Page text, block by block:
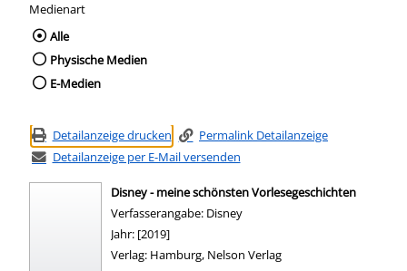
Medienart
Wählen Sie die Medienart nach der Sie
Alle
Physische Medien
E-Medien
Detailanzeige drucken
Permalink Detailanzeige
Detailanzeige per E-Mail versenden
Disney - meine schönsten Vorlesegeschichten
Suche nach diesem Verfasser
Verfasserangabe: Disney
Jahr: [2019]
Verlag: Hamburg, Nelson Verlag